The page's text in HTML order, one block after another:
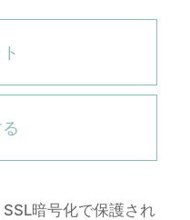
暗号化で保護され